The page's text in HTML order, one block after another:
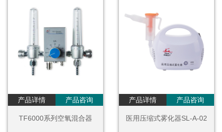
产品详情 产品咨询
TF6000系列空氧混合器
产品详情 产品咨询
医用压缩式雾化器SL-A-02